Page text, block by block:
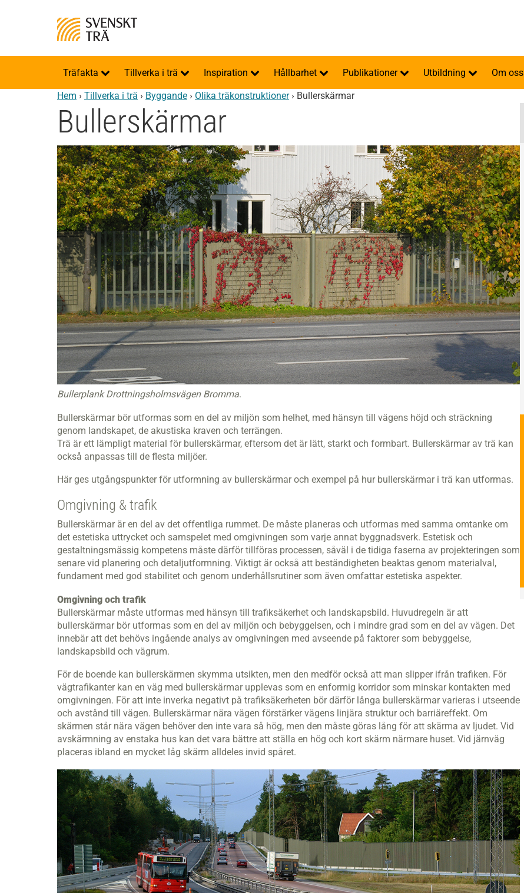
Träfakta Tillverka i trä Inspiration Hållbarhet Publikationer Utbildning Om oss
Hem › Tillverka i trä › Byggande › Olika träkonstruktioner› Bullerskärmar
Bullerskärmar
Bullerplank Drottningsholmsvägen Bromma.
Bullerskärmar bör utformas som en del av miljön som helhet, med hänsyn till vägens höjd och sträckning
genom landskapet, de akustiska kraven och terrängen.
Trä är ett lämpligt material för bullerskärmar, eftersom det är lätt, starkt och formbart. Bullerskärmar av trä kan
också anpassas till de flesta miljöer.
Här ges utgångspunkter för utformning av bullerskärmar och exempel på hur bullerskärmar i trä kan utformas.
Omgivning & trafik
Bullerskärmar är en del av det offentliga rummet. De måste planeras och utformas med samma omtanke om
det estetiska uttrycket och samspelet med omgivningen som varje annat byggnadsverk. Estetisk och
gestaltningsmässig kompetens måste därför tillföras processen, såväl i de tidiga faserna av projekteringen som
senare vid planering och detaljutformning. Viktigt är också att beständigheten beaktas genom materialval,
fundament med god stabilitet och genom underhållsrutiner som även omfattar estetiska aspekter.
Omgivning och trafik
Bullerskärmar måste utformas med hänsyn till trafiksäkerhet och landskapsbild. Huvudregeln är att
bullerskärmar bör utformas som en del av miljön och bebyggelsen, och i mindre grad som en del av vägen. Det
innebär att det behövs ingående analys av omgivningen med avseende på faktorer som bebyggelse,
landskapsbild och vägrum.
För de boende kan bullerskärmen skymma utsikten, men den medför också att man slipper ifrån trafiken. För
vägtraﬁkanter kan en väg med bullerskärmar upplevas som en enformig korridor som minskar kontakten med
omgivningen. För att inte inverka negativt på trafiksäkerheten bör därför långa bullerskärmar varieras i utseende
och avstånd till vägen. Bullerskärmar nära vägen förstärker vägens linjära struktur och barriäreffekt. Om
skärmen står nära vägen behöver den inte vara så hög, men den måste göras lång för att skärma av ljudet. Vid
avskärmning av enstaka hus kan det vara bättre att ställa en hög och kort skärm närmare huset. Vid järnväg
placeras ibland en mycket låg skärm alldeles invid spåret.